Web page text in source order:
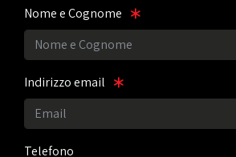
Nome e Cognome
Indirizzo email
Telefono